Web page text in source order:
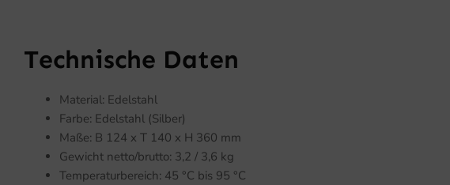
Technische Daten
Material: Edelstahl
Farbe: Edelstahl (Silber)
Maße: B 124 x T 140 x H 360 mm
Gewicht netto/brutto: 3,2 / 3,6 kg
Temperaturbereich: 45 °C bis 95 °C